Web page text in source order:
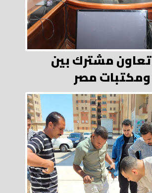
مشترك بين
مصر